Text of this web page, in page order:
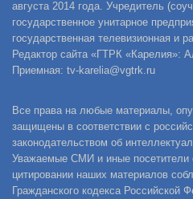
августа 2014 года. Учредитель
государственное унитарное
государственная телевизионная и
Редактор сайта «ГТРК «Карелия»:
Приемная: tv-karelia@vgtrk.ru
Все права на любые материалы,
защищены в соответствии с
законодательством об
Уважаемые СМИ и иные посетители
цитировании наших материалов
Гражданского кодекса Российской